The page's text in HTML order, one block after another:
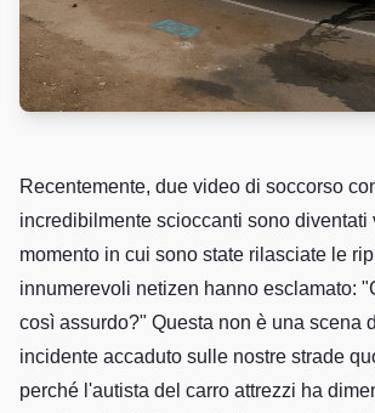
Recentemente, due video di soccorso
incredibilmente scioccanti sono diventati
momento in cui sono state rilasciate le
innumerevoli netizen hanno esclamato:
così assurdo?" Questa non è una scena
incidente accaduto sulle nostre strade
perché l'autista del carro attrezzi ha